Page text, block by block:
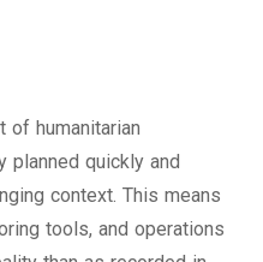
of humanitarian
planned quickly and
context. This means
tools, and operations